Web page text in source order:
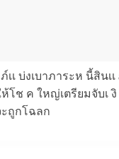
บ่งเบาภาระห นี้สินเ
ช ค ใหญ่เตรียมจับเ งิ
ถูกโฉลก